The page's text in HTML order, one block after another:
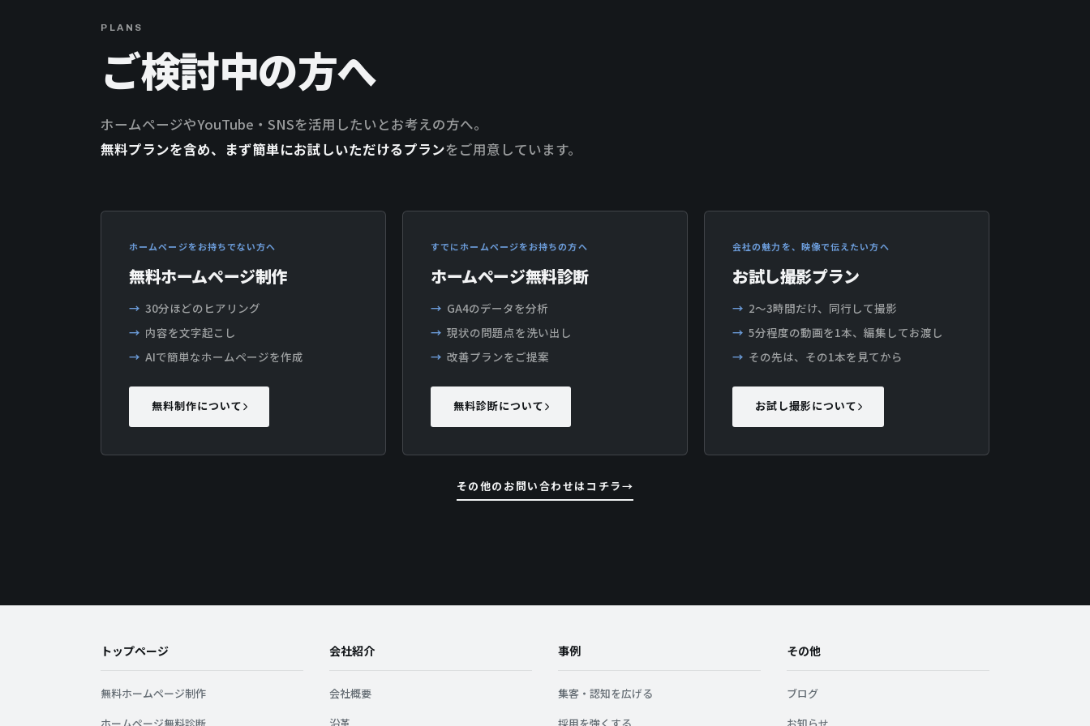
PLANS
ご検討中の方へ
ホームページやYouTube・SNSを活用したいとお考えの方へ。
無料プランを含め、まず簡単にお試しいただけるプランをご用意しています。
ホームページをお持ちでない方へ
無料ホームページ制作
30分ほどのヒアリング
内容を文字起こし
AIで簡単なホームページを作成
無料制作について
すでにホームページをお持ちの方へ
ホームページ無料診断
GA4のデータを分析
現状の問題点を洗い出し
改善プランをご提案
無料診断について
会社の魅力を、映像で伝えたい方へ
お試し撮影プラン
2〜3時間だけ、同行して撮影
5分程度の動画を1本、編集してお渡し
その先は、その1本を見てから
お試し撮影について
その他のお問い合わせはコチラ
トップページ
無料ホームページ制作
会社紹介
会社概要
事例
集客・認知を広げる
その他
ブログ